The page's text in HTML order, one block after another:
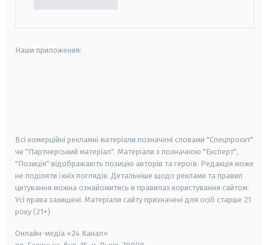
Наши приложения:
Всі комерційні рекламні матеріали позначені словами "Спецпроєкт"
чи "Партнерський матеріал". Матеріали з позначкою "Експерт",
"Позиція" відображають позицію авторів та героїв. Редакція може
не поділяти їхніх поглядів. Детальніше щодо реклами та правил
цитування можна ознайомитись в правилах користування сайтом.
Усі права захищені. Матеріали сайту призначені для осіб старше 21
року (21+)
Онлайн-медіа «24 Канал»